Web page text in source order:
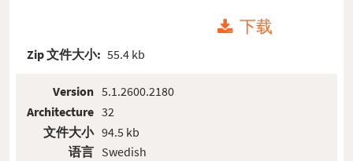
下载
Zip 文件大小: 55.4 kb
Version
Architecture
文件大小
语言
5.1.2600.2180
32
94.5 kb
Swedish